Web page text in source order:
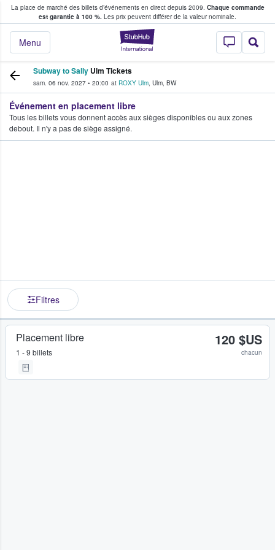
La place de marché des billets d’événements en direct depuis 2009. Chaque commande
est garantie à 100 %. Les prix peuvent différer de la valeur nominale.
StubHub - Où
Menu
fans achètent et vendent des billets
Subway to Sally Ulm Tickets
sam. 06 nov. 2027 • 20:00 at ROXY Ulm, Ulm, BW
Événement en placement libre
Tous les billets vous donnent accès aux sièges disponibles ou aux zones
debout. Il n'y a pas de siège assigné.
Filtres
Placement libre
1 - 9 billets
120 $US
chacun